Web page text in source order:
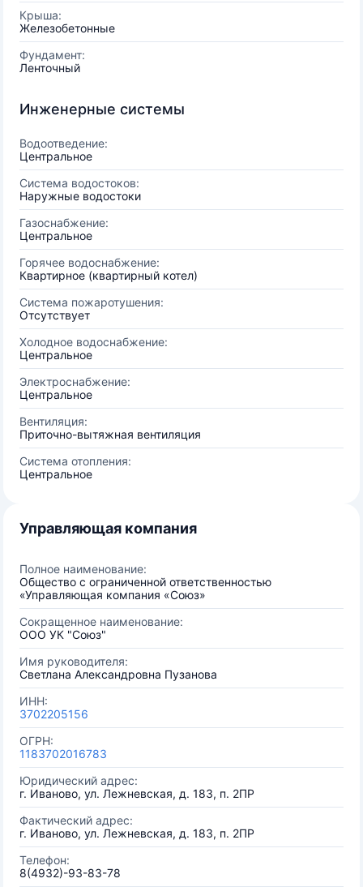
Крыша:
Железобетонные
Фундамент:
Ленточный
Инженерные системы
Водоотведение:
Центральное
Система водостоков:
Наружные водостоки
Газоснабжение:
Центральное
Горячее водоснабжение:
Квартирное (квартирный котел)
Система пожаротушения:
Отсутствует
Холодное водоснабжение:
Центральное
Электроснабжение:
Центральное
Вентиляция:
Приточно-вытяжная вентиляция
Система отопления:
Центральное
Управляющая компания
Полное наименование:
Общество с ограниченной ответственностью
«Управляющая компания «Союз»
Сокращенное наименование:
ООО УК "Союз"
Имя руководителя:
Светлана Александровна Пузанова
ИНН:
3702205156
ОГРН:
1183702016783
Юридический адрес:
г. Иваново, ул. Лежневская, д. 183, п. 2ПР
Фактический адрес:
г. Иваново, ул. Лежневская, д. 183, п. 2ПР
Телефон:
8(4932)-93-83-78